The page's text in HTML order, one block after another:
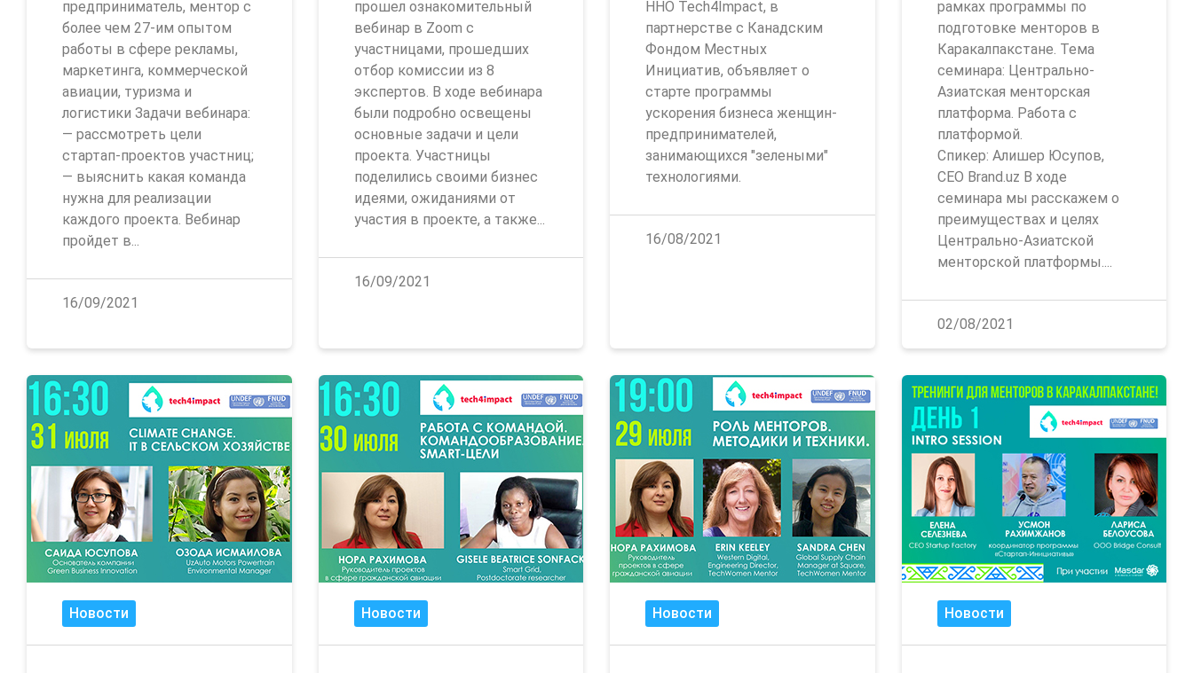
предприниматель, ментор с
более чем 27-им опытом
работы в сфере рекламы,
маркетинга, коммерческой
авиации, туризма и
логистики Задачи вебинара:
— рассмотреть цели
стартап-проектов участниц;
— выяснить какая команда
нужна для реализации
каждого проекта. Вебинар
пройдет в...
16/09/2021
прошел ознакомительный
вебинар в Zoom с
участницами, прошедших
отбор комиссии из 8
экспертов. В ходе вебинара
были подробно освещены
основные задачи и цели
проекта. Участницы
поделились своими бизнес
идеями, ожиданиями от
участия в проекте, а также...
16/09/2021
ННО Tech4Impact, в
партнерстве с Канадским
Фондом Местных
Инициатив, объявляет о
старте программы
ускорения бизнеса женщин-
предпринимателей,
занимающихся "зелеными"
технологиями.
16/08/2021
рамках программы по
подготовке менторов в
Каракалпакстане. Тема
семинара: Центрально-
Азиатская менторская
платформа. Работа с
платформой.
Спикер: Алишер Юсупов,
CEO Brand.uz В ходе
семинара мы расскажем о
преимуществах и целях
Центрально-Азиатской
менторской платформы....
02/08/2021
Новости Новости Новости Новости